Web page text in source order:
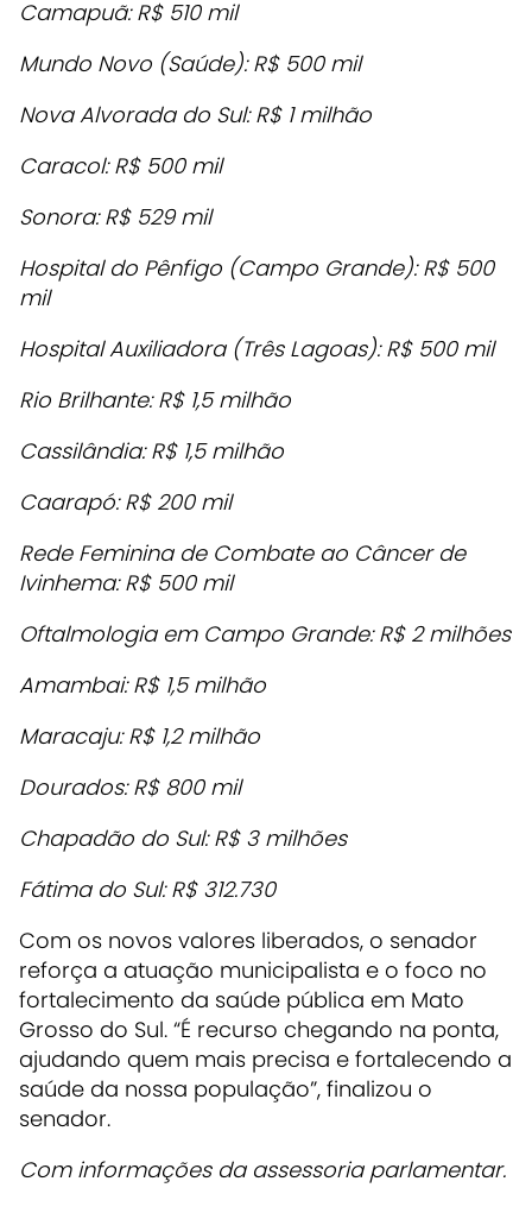
Camapuã: R$ 510 mil
Mundo Novo (Saúde): R$ 500 mil
Nova Alvorada do Sul: R$ 1 milhão
Caracol: R$ 500 mil
Sonora: R$ 529 mil
Hospital do Pênfigo (Campo Grande): R$ 500
mil
Hospital Auxiliadora (Três Lagoas): R$ 500 mil
Rio Brilhante: R$ 1,5 milhão
Cassilândia: R$ 1,5 milhão
Caarapó: R$ 200 mil
Rede Feminina de Combate ao Câncer de
Ivinhema: R$ 500 mil
Oftalmologia em Campo Grande: R$ 2 milhões
Amambai: R$ 1,5 milhão
Maracaju: R$ 1,2 milhão
Dourados: R$ 800 mil
Chapadão do Sul: R$ 3 milhões
Fátima do Sul: R$ 312.730
Com os novos valores liberados, o senador
reforça a atuação municipalista e o foco no
fortalecimento da saúde pública em Mato
Grosso do Sul. “É recurso chegando na ponta,
ajudando quem mais precisa e fortalecendo a
saúde da nossa população”, finalizou o
senador.
Com informações da assessoria parlamentar.